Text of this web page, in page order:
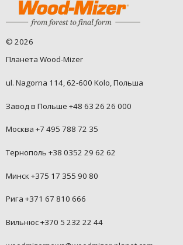
© 2026
Планета Wood-Mizer
ul. Nagorna 114, 62-600 Kolo, Польша
Завод в Польше +48 63 26 26 000
Москва +7 495 788 72 35
Тернополь +38 0352 29 62 62
Минск +375 17 355 90 80
Рига +371 67 810 666
Вильнюс +370 5 232 22 44